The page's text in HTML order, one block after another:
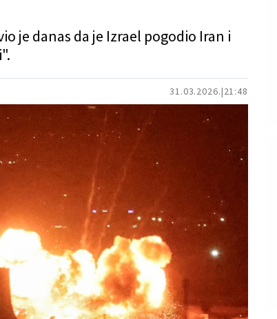
31.03.2026. 21:48
je danas da je Izrael pogodio Iran i